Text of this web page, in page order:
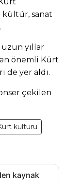
sanat
uzun yıllar
önemli Kürt
de yer aldı.
çekilen
kültürü
kaynak